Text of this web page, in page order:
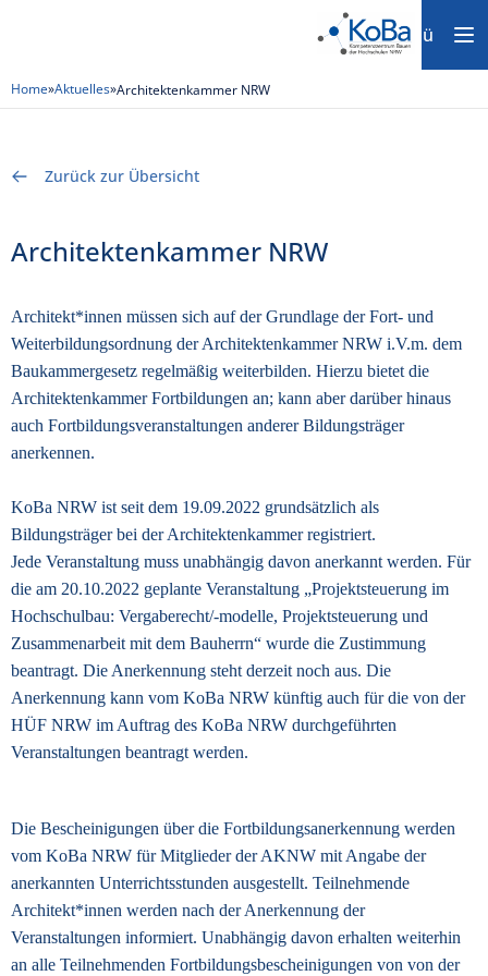
Menü
Home»Aktuelles»Architektenkammer NRW
Zurück zur Übersicht
Architektenkammer NRW
Architekt*innen müssen sich auf der Grundlage der Fort- und
Weiterbildungsordnung der Architektenkammer NRW i.V.m. dem
Baukammergesetz regelmäßig weiterbilden. Hierzu bietet die
Architektenkammer Fortbildungen an; kann aber darüber hinaus
auch Fortbildungsveranstaltungen anderer Bildungsträger
anerkennen.
KoBa NRW ist seit dem 19.09.2022 grundsätzlich als
Bildungsträger bei der Architektenkammer registriert.
Jede Veranstaltung muss unabhängig davon anerkannt werden. Für
die am 20.10.2022 geplante Veranstaltung „Projektsteuerung im
Hochschulbau: Vergaberecht/-modelle, Projektsteuerung und
Zusammenarbeit mit dem Bauherrn“ wurde die Zustimmung
beantragt. Die Anerkennung steht derzeit noch aus. Die
Anerkennung kann vom KoBa NRW künftig auch für die von der
HÜF NRW im Auftrag des KoBa NRW durchgeführten
Veranstaltungen beantragt werden.
Die Bescheinigungen über die Fortbildungsanerkennung werden
vom KoBa NRW für Mitglieder der AKNW mit Angabe der
anerkannten Unterrichtsstunden ausgestellt. Teilnehmende
Architekt*innen werden nach der Anerkennung der
Veranstaltungen informiert. Unabhängig davon erhalten weiterhin
an alle Teilnehmenden Fortbildungsbescheinigungen von von der